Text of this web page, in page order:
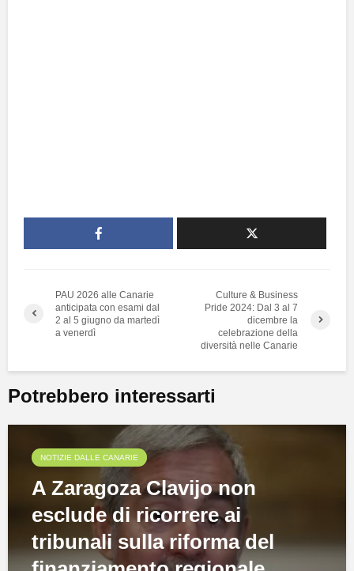
PAU 2026 alle Canarie
anticipata con esami dal
2 al 5 giugno da martedì
a venerdì
Culture & Business
Pride 2024: Dal 3 al 7
dicembre la
celebrazione della
diversità nelle Canarie
Potrebbero interessarti
NOTIZIE DALLE CANARIE
A Zaragoza Clavijo non
esclude di ricorrere ai
tribunali sulla riforma del